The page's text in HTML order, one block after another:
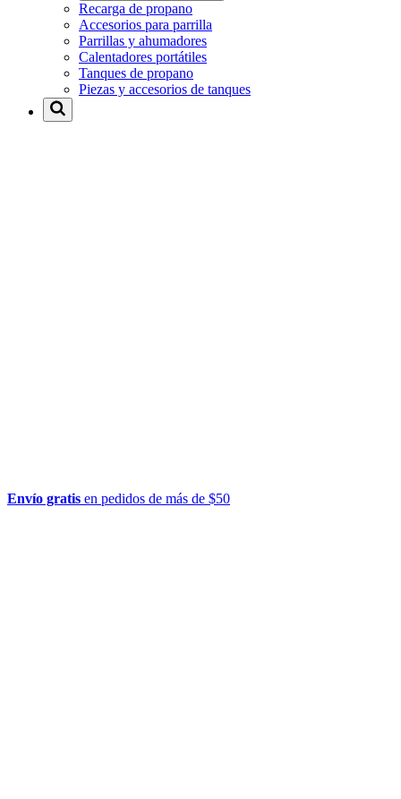
Recarga de propano
Accesorios para parrilla
Parrillas y ahumadores
Calentadores portátiles
Tanques de propano
Piezas y accesorios de tanques
Envío gratis en pedidos de más de $50